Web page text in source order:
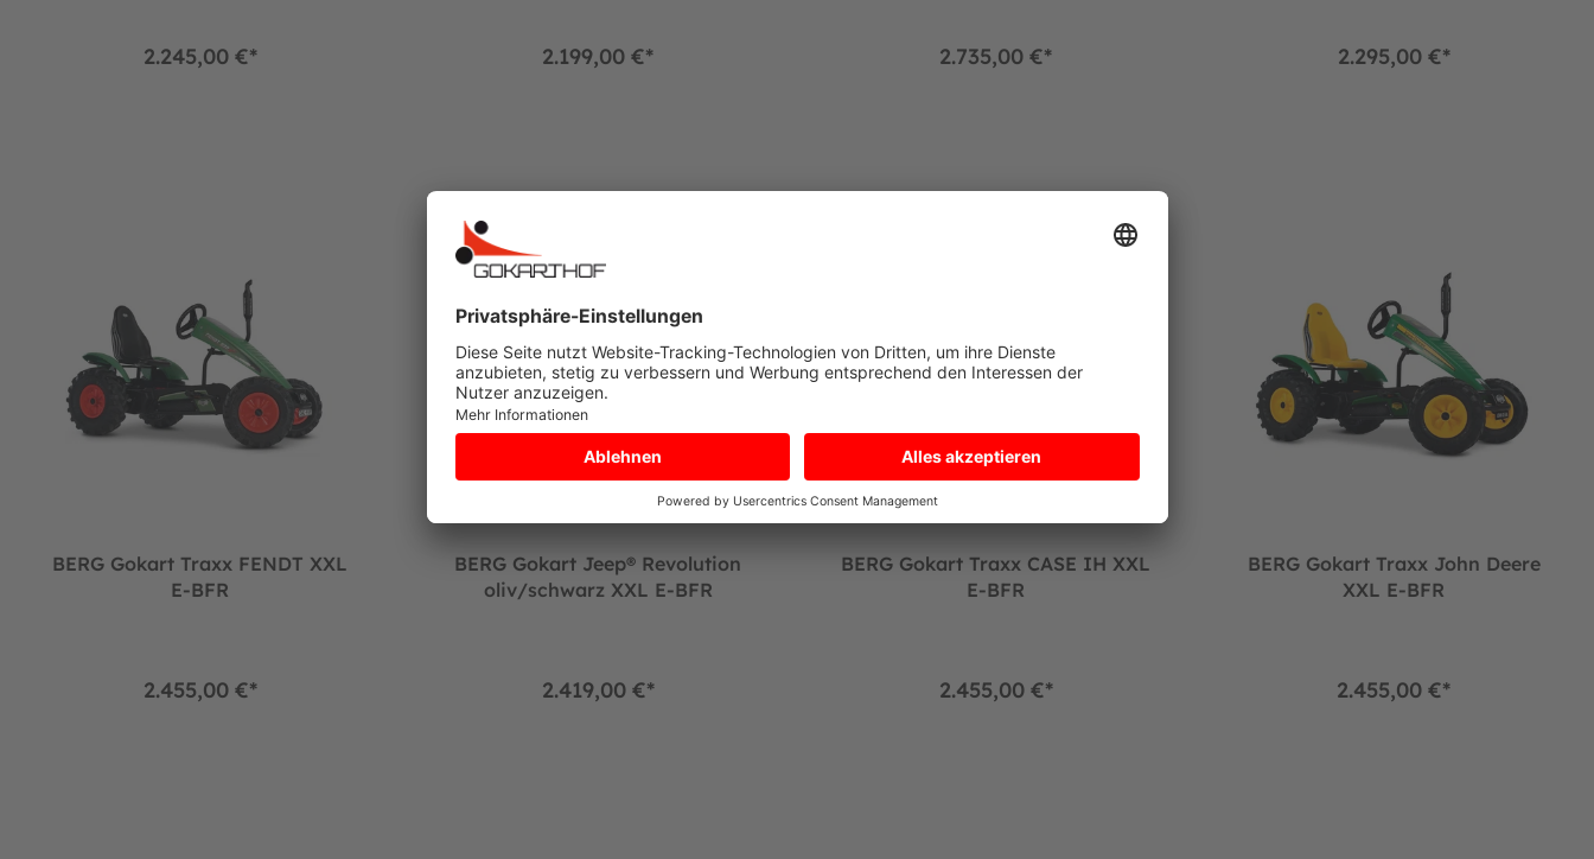
2.245,00 €* 2.199,00 €* 2.735,00 €* 2.295,00 €*
BERG Gokart Traxx FENDT XXL
E-BFR
2.455,00 €*
BERG Gokart Jeep® Revolution
oliv/schwarz XXL E-BFR
2.419,00 €*
BERG Gokart Traxx CASE IH XXL
E-BFR
2.455,00 €*
BERG Gokart Traxx John Deere
XXL E-BFR
2.455,00 €*